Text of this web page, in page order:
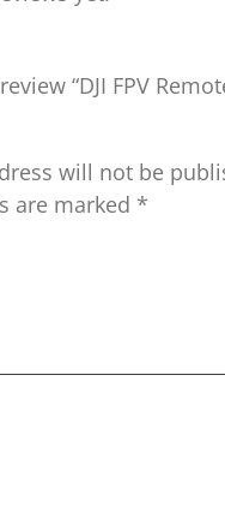
“DJI FPV
will not be
are marked *